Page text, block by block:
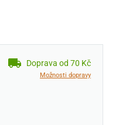
Doprava od 70 Kč
Možnosti dopravy